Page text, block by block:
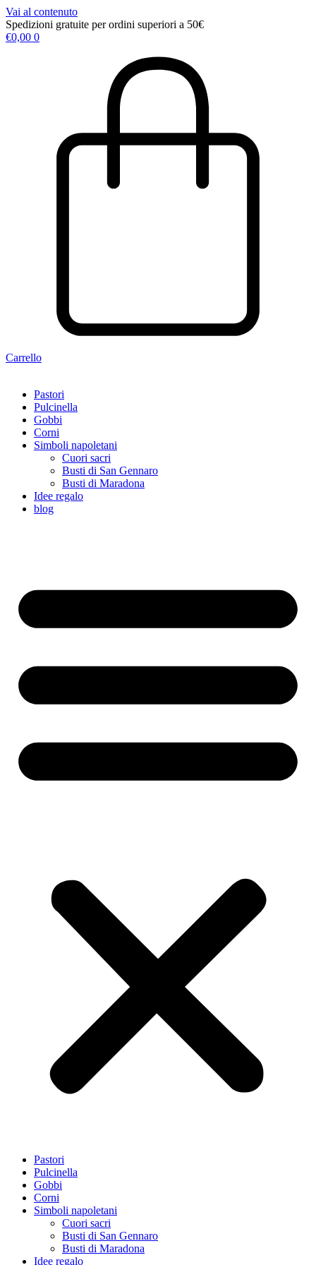
Vai al contenuto
Spedizioni gratuite per ordini superiori a 50€
€0,00 0
Carrello
Pastori
Pulcinella
Gobbi
Corni
Simboli napoletani
Cuori sacri
Busti di San Gennaro
Busti di Maradona
Idee regalo
blog
Pastori
Pulcinella
Gobbi
Corni
Simboli napoletani
Cuori sacri
Busti di San Gennaro
Busti di Maradona
Idee regalo